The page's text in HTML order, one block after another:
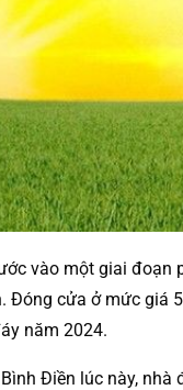
vào một giai đoạn
Đóng cửa ở mức giá
năm 2024.
Điền lúc này,